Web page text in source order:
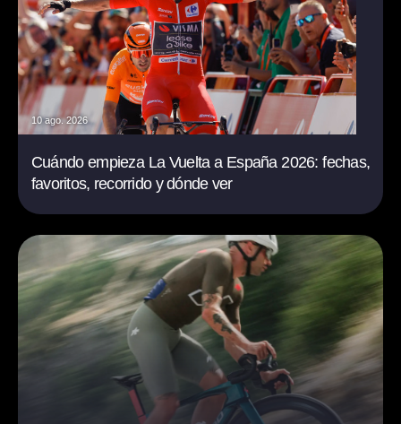
10 ago. 2026
Cuándo empieza La Vuelta a España 2026: fechas,
favoritos, recorrido y dónde ver